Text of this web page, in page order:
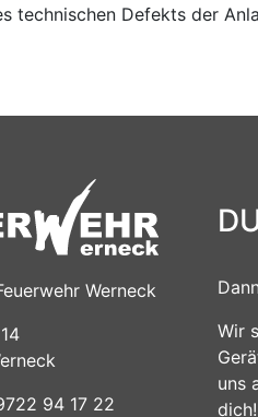
technischen Defekts der
Werneck
94 17 22
Wir
uns
dich!